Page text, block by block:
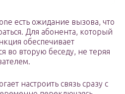
есть ожидание вызова, что
Для абонента, который
обеспечивает
во вторую беседу, не теряя
настроить связь сразу с